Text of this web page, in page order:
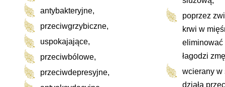
antybakteryjne,
przeciwgrzybiczne,
uspokajające,
przeciwbólowe,
przeciwdepresyjne,
poprzez
krwi w
eliminować
łagodzi
wcierany w
działa